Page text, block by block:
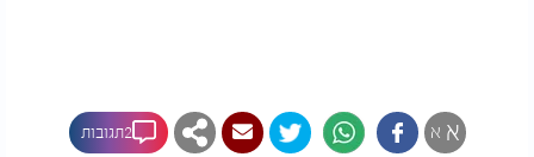
א א 2תגובות